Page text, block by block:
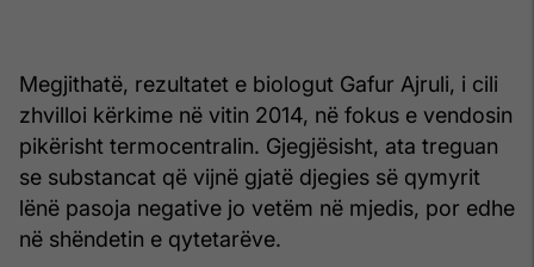
Megjithatë, rezultatet e biologut Gafur Ajruli, i cili
zhvilloi kërkime në vitin 2014, në fokus e vendosin
pikërisht termocentralin. Gjegjësisht, ata treguan
se substancat që vijnë gjatë djegies së qymyrit
lënë pasoja negative jo vetëm në mjedis, por edhe
në shëndetin e qytetarëve.